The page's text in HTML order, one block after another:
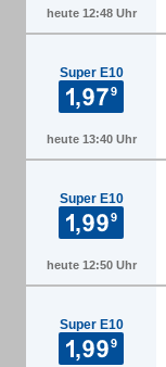
heute 12:48 Uhr
Super E10
heute 13:40 Uhr
Super E10
heute 12:50 Uhr
Super E10